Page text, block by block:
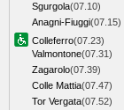
Sgurgola(07.10)
Anagni-Fiuggi(07.15)
Colleferro(07.23)
Valmontone(07.31)
Zagarolo(07.39)
Colle Mattia(07.47)
Tor Vergata(07.52)